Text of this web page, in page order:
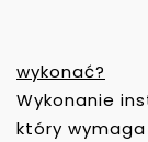
wykonać?
Wykonanie
który